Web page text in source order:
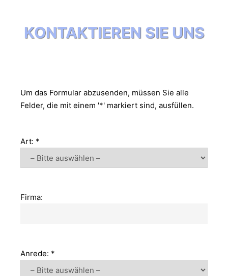
KONTAKTIEREN SIE UNS
Um das Formular abzusenden, müssen Sie alle
Felder, die mit einem '*' markiert sind, ausfüllen.
Art: *
Firma:
Anrede: *